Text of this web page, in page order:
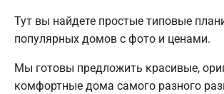
Тут вы найдете простые типовые
популярных домов с фото и ценами.
Мы готовы предложить красивые,
комфортные дома самого разного